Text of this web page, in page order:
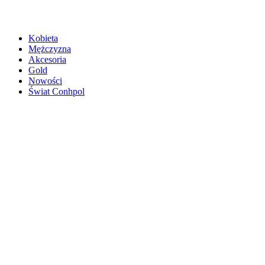
Kobieta
Mężczyzna
Akcesoria
Gold
Nowości
Świat Conhpol